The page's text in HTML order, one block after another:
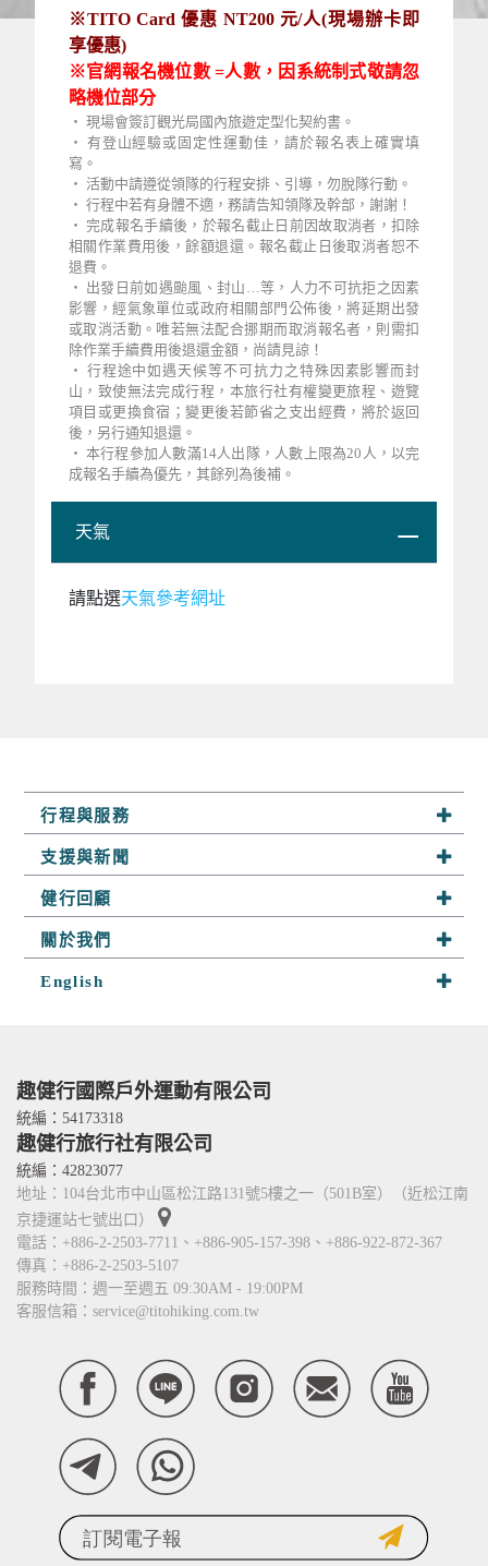
※TITO Card 優惠 NT200 元/人(現場辦卡即
享優惠)
※官網報名機位數 =人數，因系統制式敬請忽
略機位部分
‧ 現場會簽訂觀光局國內旅遊定型化契約書。
‧ 有登山經驗或固定性運動佳，請於報名表上確實填
寫。
‧ 活動中請遵從領隊的行程安排、引導，勿脫隊行動。
‧ 行程中若有身體不適，務請告知領隊及幹部，謝謝！
‧ 完成報名手續後，於報名截止日前因故取消者，扣除
相關作業費用後，餘額退還。報名截止日後取消者恕不
退費。
‧ 出發日前如遇颱風、封山…等，人力不可抗拒之因素
影響，經氣象單位或政府相關部門公佈後，將延期出發
或取消活動。唯若無法配合挪期而取消報名者，則需扣
除作業手續費用後退還金額，尚請見諒！
‧ 行程途中如遇天候等不可抗力之特殊因素影響而封
山，致使無法完成行程，本旅行社有權變更旅程、遊覽
項目或更換食宿；變更後若節省之支出經費，將於返回
後，另行通知退還。
‧ 本行程參加人數滿14人出隊，人數上限為20人，以完
成報名手續為優先，其餘列為後補。
天氣
請點選天氣參考網址
行程與服務
系列行程
半自助行
客製行程
山野小舖
山野學堂
支援與新聞
最新活動
山野快訊
參團須知
健行回顧
趣健行足跡
探險相簿
關於我們
關於趣健行
人才招募
TITO card 優惠卡
合作關係
English
Contact Us
趣健行國際戶外運動有限公司
統編：54173318
趣健行旅行社有限公司
統編：42823077
地址：104台北市中山區松江路131號5樓之一（501B室）（近松江南
京捷運站七號出口）
電話：+886-2-2503-7711、+886-905-157-398、+886-922-872-367
傳真：+886-2-2503-5107
服務時間：週一至週五 09:30AM - 19:00PM
客服信箱：service@titohiking.com.tw